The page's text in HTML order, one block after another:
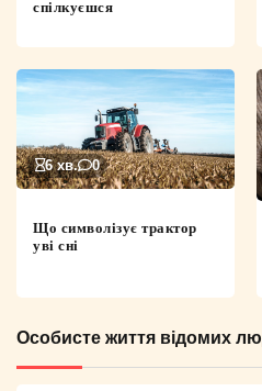
спілкуєшся
6 хв. 0
Що символізує трактор
уві сні
Особисте життя відомих